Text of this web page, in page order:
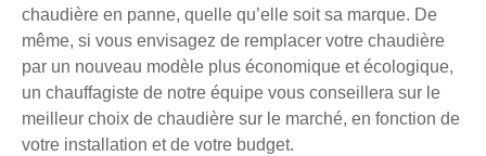
chaudière en panne, quelle qu’elle soit sa marque. De
même, si vous envisagez de remplacer votre chaudière
par un nouveau modèle plus économique et écologique,
un chauffagiste de notre équipe vous conseillera sur le
meilleur choix de chaudière sur le marché, en fonction de
votre installation et de votre budget.